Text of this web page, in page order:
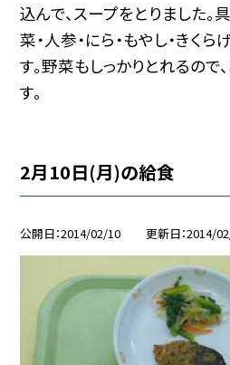
込んで、スープをとりました。
菜・人参・にら・もやし・きく
す。野菜もしっかりとれるので
す。
2月10日(月)の給食
公開日 2014/02/10 更新日 2014/